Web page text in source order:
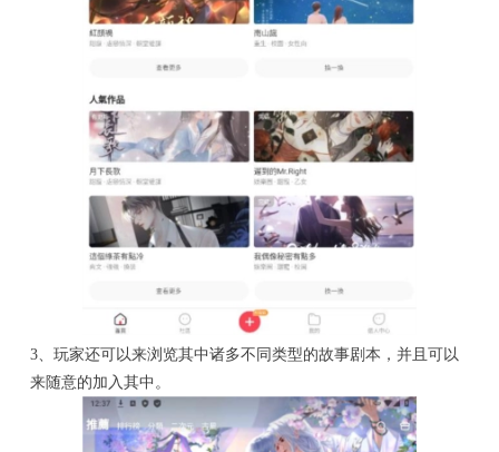
3、玩家还可以来浏览其中诸多不同类型的故事剧本，并且可以
来随意的加入其中。